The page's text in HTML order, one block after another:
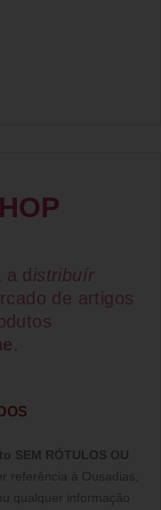
a d istribuír
de artigos
.
SEM RÓTULOS OU
referência à Ousadias,
qualquer informação